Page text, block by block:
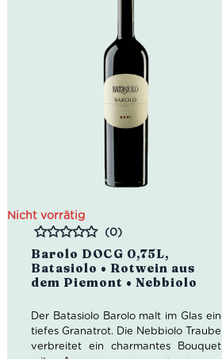
Nicht vorrätig
Barolo DOCG 0,75L,
Batasiolo • Rotwein aus
dem Piemont • Nebbiolo
Bewertet
(0)
Der Batasiolo Barolo malt im Glas ein
tiefes Granatrot. Die Nebbiolo Traube
verbreitet ein charmantes Bouquet